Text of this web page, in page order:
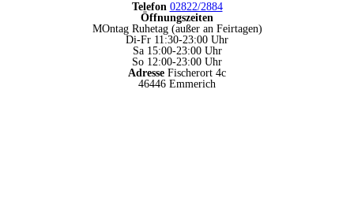
Telefon 02822/2884
Öffnungszeiten
MOntag Ruhetag (außer an Feirtagen)
Di-Fr 11:30-23:00 Uhr
Sa 15:00-23:00 Uhr
So 12:00-23:00 Uhr
Adresse Fischerort 4c
46446 Emmerich